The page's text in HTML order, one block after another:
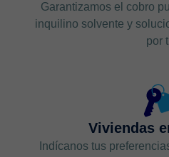
Garantizamos el cobro
inquilino solvente y
por
Viviendas
Indícanos tus